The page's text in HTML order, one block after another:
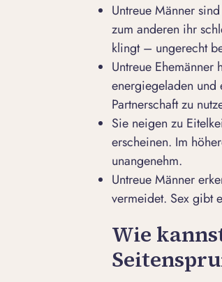
Untreue Männer
zum anderen ihr
klingt – ungerecht
Untreue Ehemänner
energiegeladen und
Partnerschaft zu
Sie neigen zu
erscheinen. Im
unangenehm.
Untreue Männer
vermeidet. Sex gibt
Wie